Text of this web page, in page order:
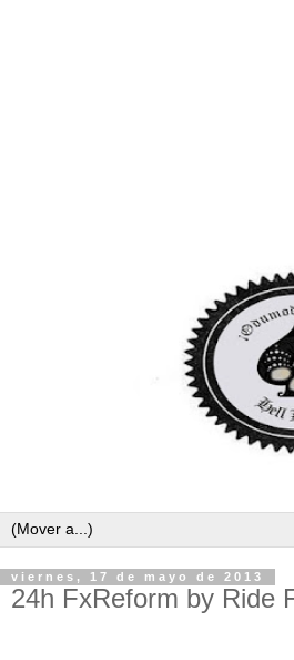
viernes, 17 de mayo de 2013
24h FxReform by Ride